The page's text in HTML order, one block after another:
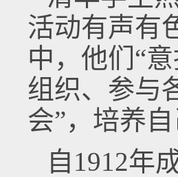
活动有声有
中，他们“
组织、参与
会”，培养
自1912年